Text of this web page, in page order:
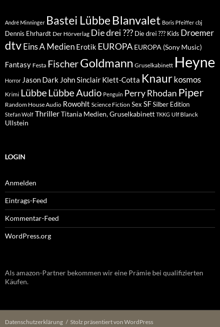
André Minninger Bastei Lübbe Blanvalet Boris Pfeiffer cbj
Dennis Ehrhardt Der Hörverlag Die drei ??? Die drei ??? Kids Droemer
dtvEins A Medien Erotik EUROPA EUROPA (Sony Music)
Fantasy Festa FischerGoldmann Gruselkabinett Heyne
Horror Jason Dark John Sinclair Klett-Cotta Knaur kosmos
Krimi LübbeLübbe Audio Penguin Perry Rhodan Piper
Random House Audio Rowohlt Science Fiction Sex SFSilber Edition
Stefan Wolf ThrillerTitania Medien, Gruselkabinett TKKG Ulf Blanck
Ullstein
LOGIN
Anmelden
Eintrags-Feed
Kommentar-Feed
WordPress.org
Als amazon-Partner bekommen wir eine Prämie bei qualifizierten
Käufen.
Datenschutzerklärung Stolz präsentiert von WordPress